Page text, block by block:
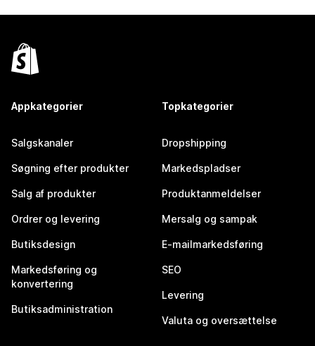
Appkategorier
Salgskanaler
Søgning efter produkter
Salg af produkter
Ordrer og levering
Butiksdesign
Markedsføring og
konvertering
Butiksadministration
Topkategorier
Dropshipping
Markedspladser
Produktanmeldelser
Mersalg og sampak
E-mailmarkedsføring
SEO
Levering
Valuta og oversættelse